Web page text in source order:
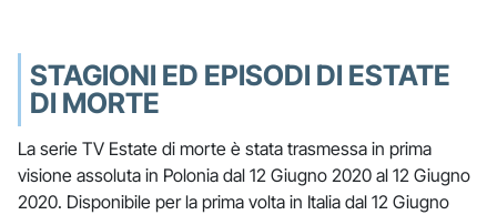
STAGIONI ED EPISODI DI ESTATE
DI MORTE
La serie TV Estate di morte è stata trasmessa in prima
visione assoluta in Polonia dal 12 Giugno 2020 al 12 Giugno
2020. Disponibile per la prima volta in Italia dal 12 Giugno